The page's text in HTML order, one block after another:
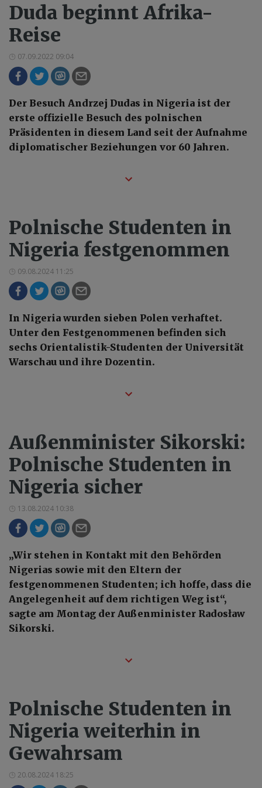
Duda beginnt Afrika-
Reise
07.09.2022 09:04
Der Besuch Andrzej Dudas in Nigeria ist der
erste offizielle Besuch des polnischen
Präsidenten in diesem Land seit der Aufnahme
diplomatischer Beziehungen vor 60 Jahren.
Polnische Studenten in
Nigeria festgenommen
09.08.2024 11:25
In Nigeria wurden sieben Polen verhaftet.
Unter den Festgenommenen befinden sich
sechs Orientalistik-Studenten der Universität
Warschau und ihre Dozentin.
Außenminister Sikorski:
Polnische Studenten in
Nigeria sicher
13.08.2024 10:38
„Wir stehen in Kontakt mit den Behörden
Nigerias sowie mit den Eltern der
festgenommenen Studenten; ich hoffe, dass die
Angelegenheit auf dem richtigen Weg ist“,
sagte am Montag der Außenminister Radosław
Sikorski.
Polnische Studenten in
Nigeria weiterhin in
Gewahrsam
20.08.2024 18:25